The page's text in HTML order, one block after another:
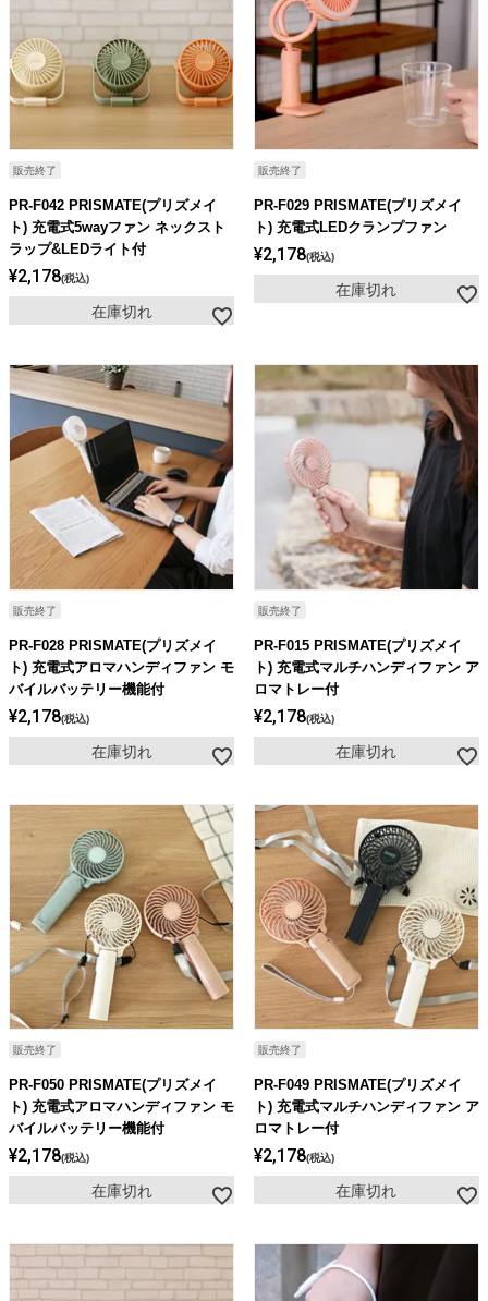
販売終了
PR-F042 PRISMATE(プリズメイ
ト) 充電式5wayファン ネックスト
ラップ&LEDライト付
¥2,178 税込
在庫切れ
販売終了
PR-F029 PRISMATE(プリズメイ
ト) 充電式LEDクランプファン
¥2,178 税込
在庫切れ
販売終了
PR-F028 PRISMATE(プリズメイ
ト) 充電式アロマハンディファン モ
バイルバッテリー機能付
¥2,178 税込
在庫切れ
販売終了
PR-F015 PRISMATE(プリズメイ
ト) 充電式マルチハンディファン ア
ロマトレー付
¥2,178 税込
在庫切れ
販売終了
PR-F050 PRISMATE(プリズメイ
ト) 充電式アロマハンディファン モ
バイルバッテリー機能付
¥2,178 税込
在庫切れ
販売終了
PR-F049 PRISMATE(プリズメイ
ト) 充電式マルチハンディファン ア
ロマトレー付
¥2,178 税込
在庫切れ